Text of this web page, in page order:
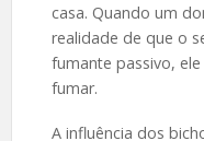
casa. Quando um
realidade de que o
fumante passivo,
fumar.
A influência dos